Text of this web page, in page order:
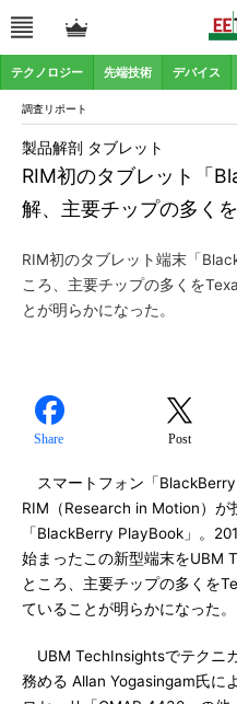
テクノロジー 先端技術 デバイス
調査リポート
RIM初のタブレット「
解、主要チップの多く
製品解剖 タブレット
RIM初のタブレット端末「
ころ、主要チップの多くを
とが明らかになった。
Share Post
スマートフォン「
RIM（Research in Motion）が
「BlackBerry PlayBook」。
始まったこの新型端末をUBM
ところ、主要チップの多くを
ていることが明らかになった。
UBM TechInsightsでテクニ
務める Allan Yogasingam氏に